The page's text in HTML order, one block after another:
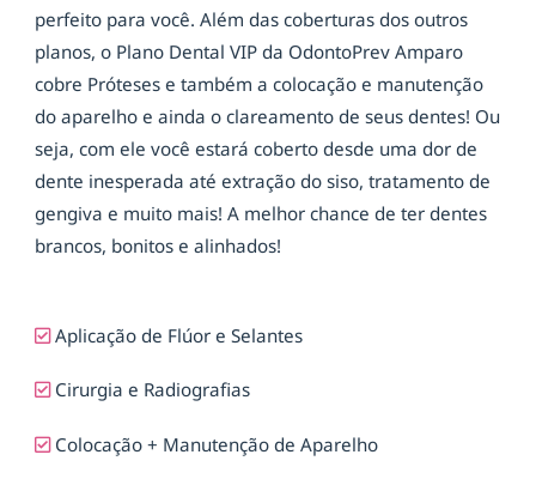
perfeito para você. Além das coberturas dos outros
planos, o Plano Dental VIP da OdontoPrev Amparo
cobre Próteses e também a colocação e manutenção
do aparelho e ainda o clareamento de seus dentes! Ou
seja, com ele você estará coberto desde uma dor de
dente inesperada até extração do siso, tratamento de
gengiva e muito mais! A melhor chance de ter dentes
brancos, bonitos e alinhados!
Aplicação de Flúor e Selantes
Cirurgia e Radiografias
Colocação + Manutenção de Aparelho